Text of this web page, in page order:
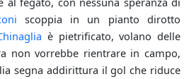
scoppia in un pianto dirotto
è pietrificato, volano delle
non vorrebbe rientrare in campo,
segna addirittura il gol che riduce